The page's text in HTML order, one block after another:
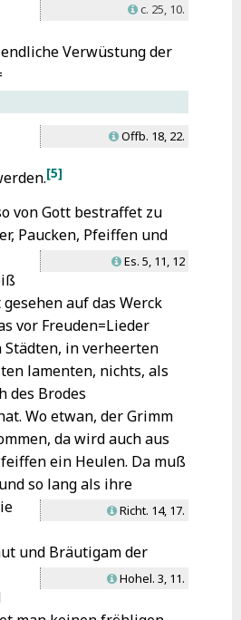
L c. 25, 10.
Verwüstung der
L Offb. 18, 22.
[5]
von Gott bestraffet zu
Paucken, Pfeiffen und
L Es. 5, 11, 12
auf das Werck
vor Freuden=Lieder
in verheerten
lamenten, nichts, als
des Brodes
Wo etwan, der Grimm
da wird auch aus
ein Heulen. Da muß
so lang als ihre
L Richt. 14, 17.
und Bräutigam der
L Hohel. 3, 11.